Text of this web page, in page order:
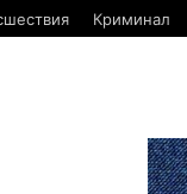
Криминал